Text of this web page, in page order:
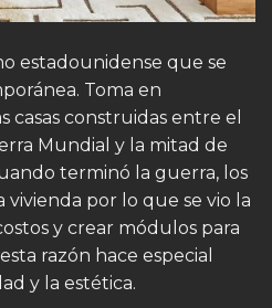
estadounidense que se
Toma en
casas construidas entre el
Mundial y la mitad de
terminó la guerra, los
por lo que se vio la
y crear módulos para
razón hace especial
y la estética.